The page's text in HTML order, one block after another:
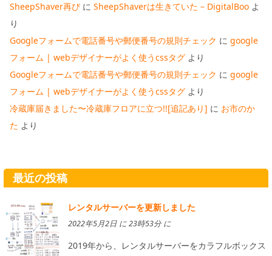
SheepShaver再び に SheepShaverは生きていた – DigitalBoo よ
り
Googleフォームで電話番号や郵便番号の規則チェック に google
フォーム | webデザイナーがよく使うcssタグ より
Googleフォームで電話番号や郵便番号の規則チェック に google
フォーム | webデザイナーがよく使うcssタグ より
冷蔵庫届きました〜冷蔵庫フロアに立つ!![追記あり] に お市のか
た より
最近の投稿
レンタルサーバーを更新しました
2022年5月2日 に 23時53分 に
2019年から、レンタルサーバーをカラフルボックス